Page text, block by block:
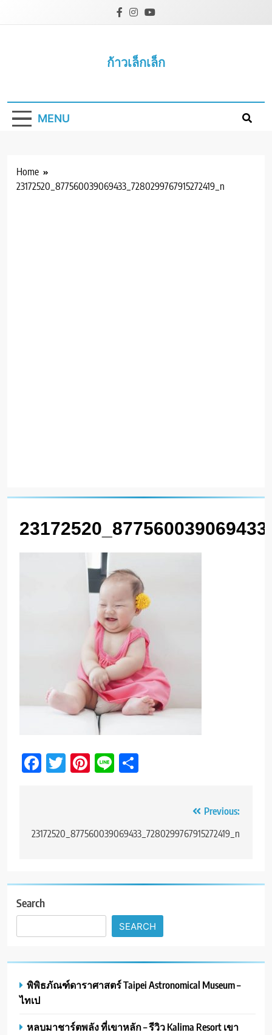
ก้าวเล็กเล็ก
MENU
Home
23172520_877560039069433_7280299767915272419_n
Facebook
TwitterPinterest
Line
navigation
Previous:
23172520_877560039069433_7280299767915272419_n
Search
SEARCH
พิพิธภัณฑ์ดาราศาสตร์ Taipei Astronomical Museum –
ไทเป
หลบมาชาร์ตพลัง ที่เขาหลัก – รีวิว Kalima Resort เขา